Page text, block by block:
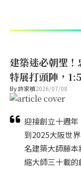
建築迷必朝聖
特展打頭陣，
By許家禎2026/07/08
迎接創立十週
到2025大阪世
名建築大師藤
縮大師三十載